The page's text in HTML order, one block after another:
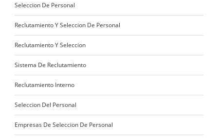
Seleccion De Personal
Reclutamiento Y Seleccion De Personal
Reclutamiento Y Seleccion
Sistema De Reclutamiento
Reclutamiento Interno
Seleccion Del Personal
Empresas De Seleccion De Personal